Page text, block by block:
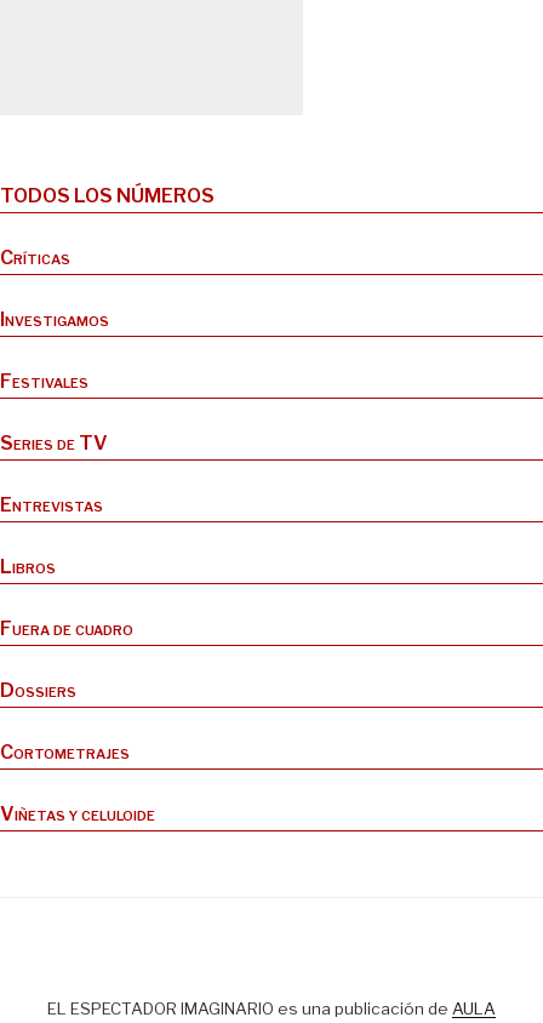
TODOS LOS NÚMEROS
Críticas
Investigamos
Festivales
Series de TV
Entrevistas
Libros
Fuera de cuadro
Dossiers
Cortometrajes
Viñetas y celuloide
EL ESPECTADOR IMAGINARIO es una publicación de AULA